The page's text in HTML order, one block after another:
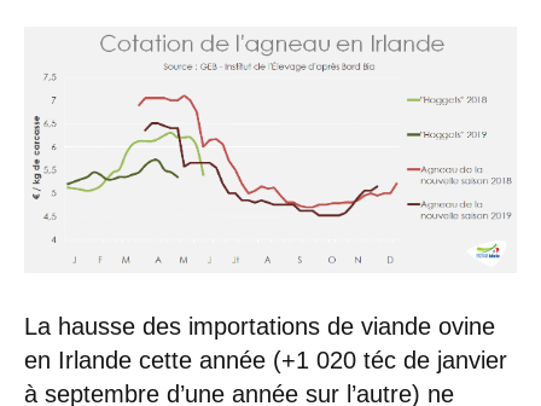
La hausse des importations de viande ovine
en Irlande cette année (+1 020 téc de janvier
à septembre d’une année sur l’autre) ne